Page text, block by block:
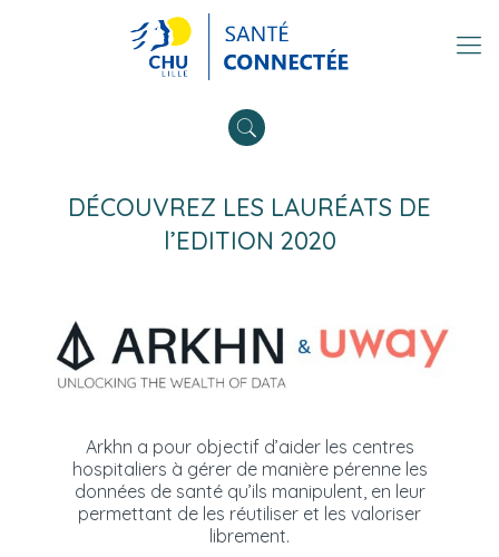
DÉCOUVREZ LES LAURÉATS DE
l’EDITION 2020
Arkhn a pour objectif d’aider les centres
hospitaliers à gérer de manière pérenne les
données de santé qu’ils manipulent, en leur
permettant de les réutiliser et les valoriser
librement.